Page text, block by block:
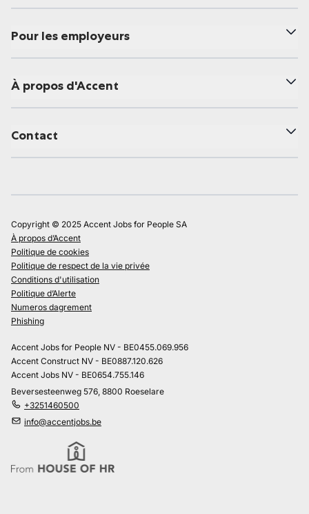
Pour les employeurs
À propos d'Accent
Contact
Copyright © 2025 Accent Jobs for People SA
À propos d’Accent
Politique de cookies
Politique de respect de la vie privée
Conditions d'utilisation
Politique d’Alerte
Numeros dagrement
Phishing
Accent Jobs for People NV - BE0455.069.956
Accent Construct NV - BE0887.120.626
Accent Jobs NV - BE0654.755.146
Beversesteenweg 576, 8800 Roeselare
+3251460500
info@accentjobs.be